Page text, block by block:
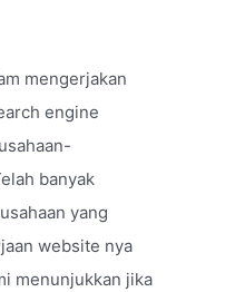
mengerjakan
engine
banyak
yang
website nya
menunjukkan jika